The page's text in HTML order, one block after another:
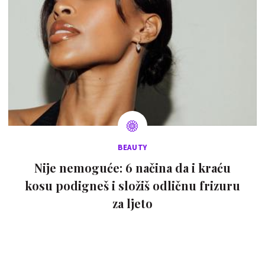
BEAUTY
Nije nemoguće: 6 načina da i kraću
kosu podigneš i složiš odličnu frizuru
za ljeto